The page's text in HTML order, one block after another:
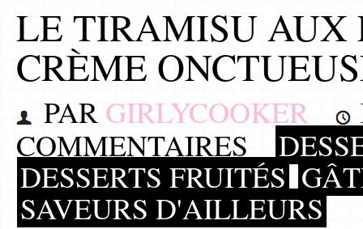
LE TIRAMISU AUX
CRÈME
PAR GIRLYCOOKER
COMMENTAIRES
DESSERTS FRUITÉS
SAVEURS D'AILLEURS